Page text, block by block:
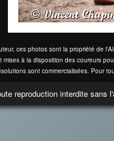
ces photos sont la propriété de
à la disposition des coureurs
sont commercialisées. Pour
reproduction interdite sans